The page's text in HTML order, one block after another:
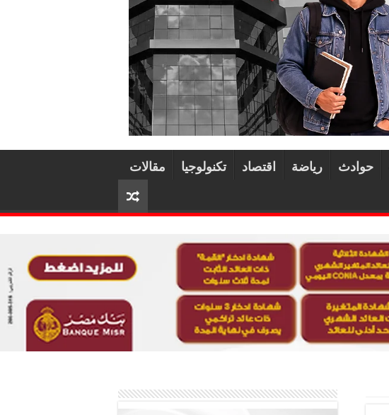
حوادث رياضة اقتصاد تكنولوجيا
مقالات